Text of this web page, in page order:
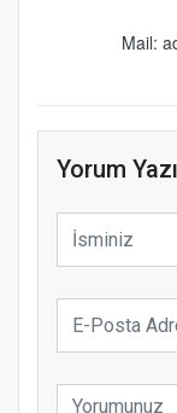
Mail:
Yorum